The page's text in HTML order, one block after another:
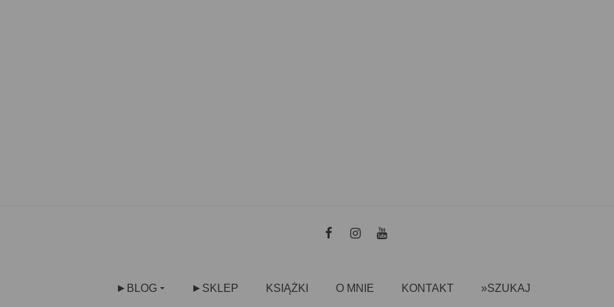
►BLOG ►SKLEP KSIĄŻKI O MNIE KONTAKT »SZUKAJ